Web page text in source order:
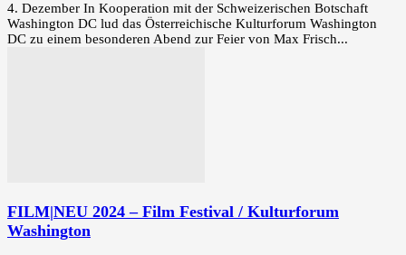
4. Dezember In Kooperation mit der Schweizerischen Botschaft
Washington DC lud das Österreichische Kulturforum Washington
DC zu einem besonderen Abend zur Feier von Max Frisch...
FILM|NEU 2024 – Film Festival / Kulturforum
Washington